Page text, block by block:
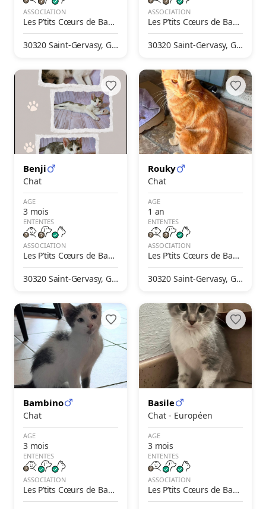
ASSOCIATION
Les P’tits Cœurs de Bast
et
30320 Saint-Gervasy, Ga
ASSOCIATION
Les P’tits Cœurs de Bast
et
30320 Saint-Gervasy, Ga
Benji
Chat
AGE
3 mois
ENTENTES
ASSOCIATION
Les P’tits Cœurs de Bast
et
30320 Saint-Gervasy, Ga
Rouky
Chat
AGE
1 an
ENTENTES
ASSOCIATION
Les P’tits Cœurs de Bast
et
30320 Saint-Gervasy, Ga
Bambino
Chat
AGE
3 mois
ENTENTES
ASSOCIATION
Les P’tits Cœurs de Bast
et
Basile
Chat - Européen
AGE
3 mois
ENTENTES
ASSOCIATION
Les P’tits Cœurs de Bast
et